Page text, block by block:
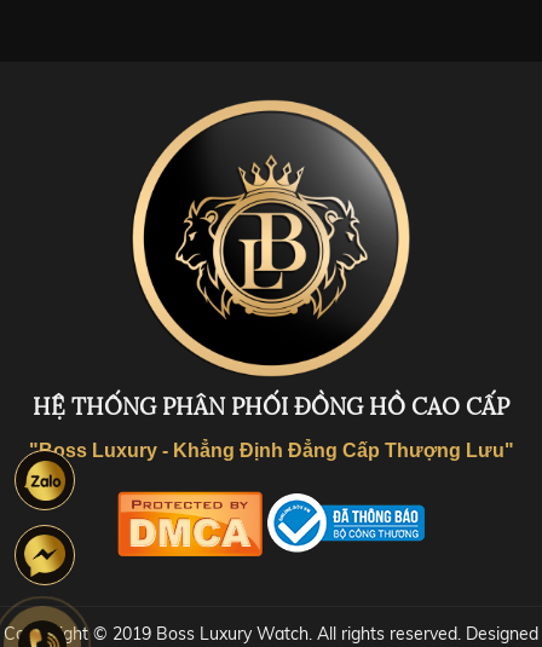
HỆ THỐNG PHÂN PHỐI ĐỒNG HỒ CAO CẤP
"Boss Luxury - Khẳng Định Đẳng Cấp Thượng Lưu"
Coppyright © 2019 Boss Luxury Watch. All rights reserved. Designed